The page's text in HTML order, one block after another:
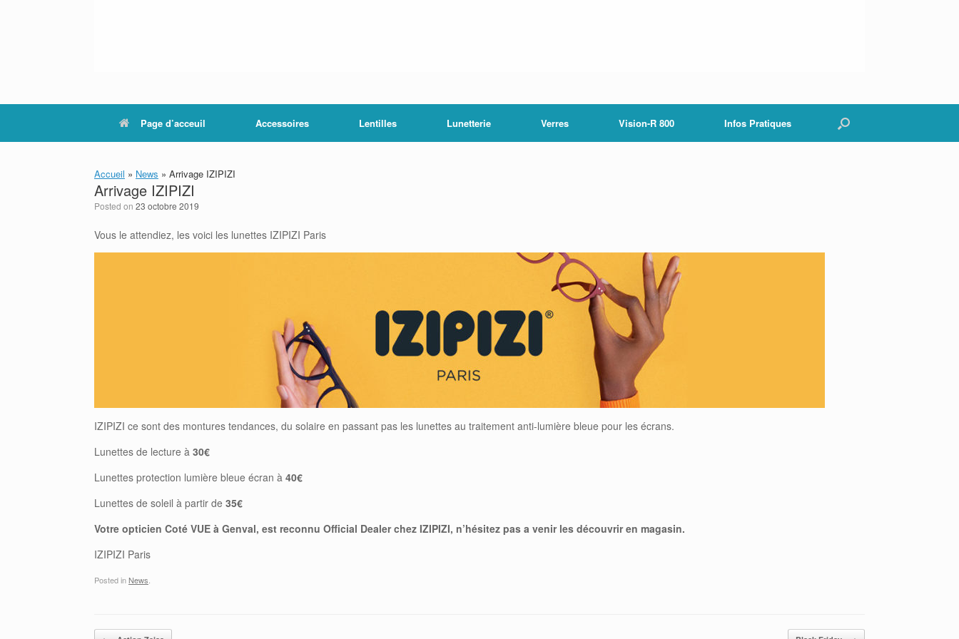
Page d’acceuil Accessoires Lentilles Lunetterie Verres Vision-R 800 Infos Pratiques
Accueil » News » Arrivage IZIPIZI
Arrivage IZIPIZI
Posted on 23 octobre 2019
Vous le attendiez, les voici les lunettes IZIPIZI Paris
IZIPIZI ce sont des montures tendances, du solaire en passant pas les lunettes au traitement anti-lumière bleue pour les écrans.
Lunettes de lecture à 30€
Lunettes protection lumière bleue écran à 40€
Lunettes de soleil à partir de 35€
Votre opticien Coté VUE à Genval, est reconnu Official Dealer chez IZIPIZI, n’hésitez pas a venir les découvrir en magasin.
IZIPIZI Paris
Posted in News
Post navigation